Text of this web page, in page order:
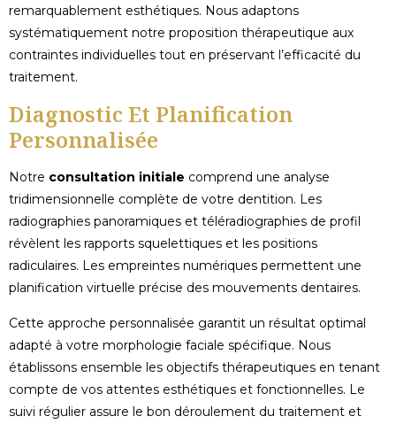
remarquablement esthétiques. Nous adaptons
systématiquement notre proposition thérapeutique aux
contraintes individuelles tout en préservant l’efficacité du
traitement.
Diagnostic Et Planification
Personnalisée
Notre consultation initiale comprend une analyse
tridimensionnelle complète de votre dentition. Les
radiographies panoramiques et téléradiographies de profil
révèlent les rapports squelettiques et les positions
radiculaires. Les empreintes numériques permettent une
planification virtuelle précise des mouvements dentaires.
Cette approche personnalisée garantit un résultat optimal
adapté à votre morphologie faciale spécifique. Nous
établissons ensemble les objectifs thérapeutiques en tenant
compte de vos attentes esthétiques et fonctionnelles. Le
suivi régulier assure le bon déroulement du traitement et